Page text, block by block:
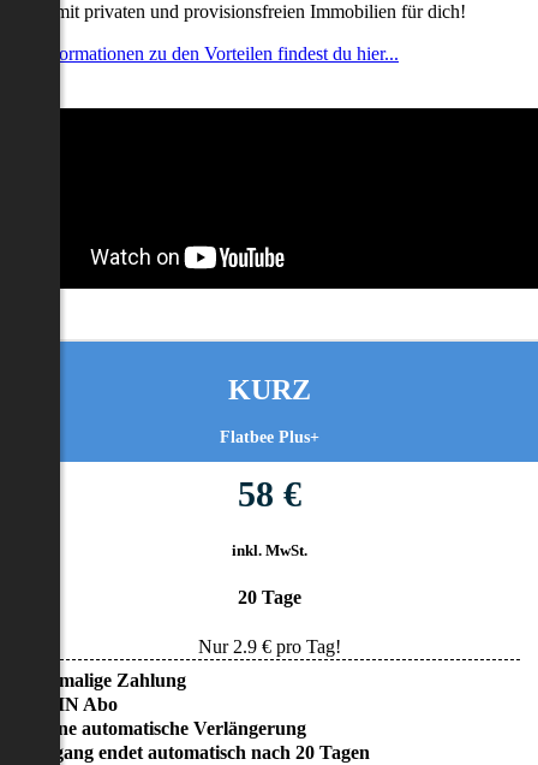
mit privaten und provisionsfreien Immobilien für dich!
Informationen zu den Vorteilen findest du hier...
KURZ
Flatbee Plus+
58 €
inkl. MwSt.
20 Tage
Nur 2.9€ pro Tag!
• Einmalige Zahlung
• KEIN Abo
• Keine automatische Verlängerung
• Zugang endet automatisch nach 20 Tagen